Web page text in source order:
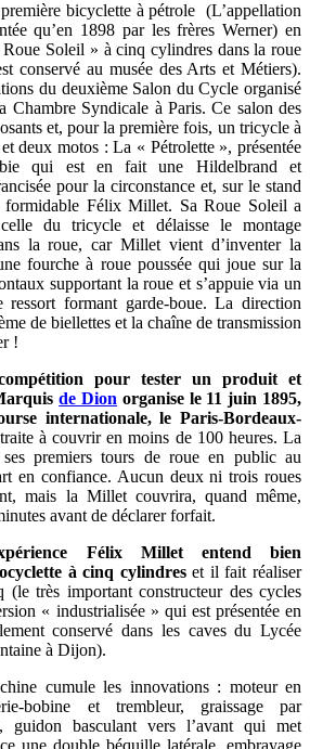
bicyclette à pétrole (L’appellation
qu’en 1898 par les frères Werner) en
Roue Soleil » à cinq cylindres dans la roue
conservé au musée des Arts et Métiers).
du deuxième Salon du Cycle organisé
Chambre Syndicale à Paris. Ce salon des
et, pour la première fois, un tricycle à
deux motos : La « Pétrolette », présentée
qui est en fait une Hildelbrand et
pour la circonstance et, sur le stand
formidable Félix Millet. Sa Roue Soleil a
du tricycle et délaisse le montage
la roue, car Millet vient d’inventer la
fourche à roue poussée qui joue sur la
supportant la roue et s’appuie via un
formant garde-boue. La direction
de biellettes et la chaîne de transmission
!
pour tester un produit et
de Dion organise le 11 juin 1895,
internationale, le Paris-Bordeaux-
à couvrir en moins de 100 heures. La
premiers tours de roue en public au
en confiance. Aucun deux ni trois roues
mais la Millet couvrira, quand même,
avant de déclarer forfait.
Félix Millet entend bien
à cinq cylindreset il fait réaliser
(le très important constructeur des cycles
« industrialisée » qui est présentée en
conservé dans les caves du Lycée
à Dijon).
cumule les innovations : moteur en
bobine et trembleur, graissage par
guidon basculant vers l’avant qui met